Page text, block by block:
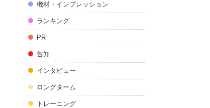
機材・インプレッション
ランキング
PR
告知
インタビュー
ロングターム
トレーニング